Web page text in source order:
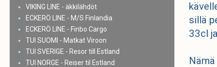
sillä
33cl
VIKING LINE - äkkilähdöt
ECKERÖ LINE - M/S Finlandia
ECKERÖ LINE - Finbo Cargo
TUI SUOMI - Matkat Viroon
TUI SVERIGE - Resor till Estland
TUI NORGE - Reiser til Estland